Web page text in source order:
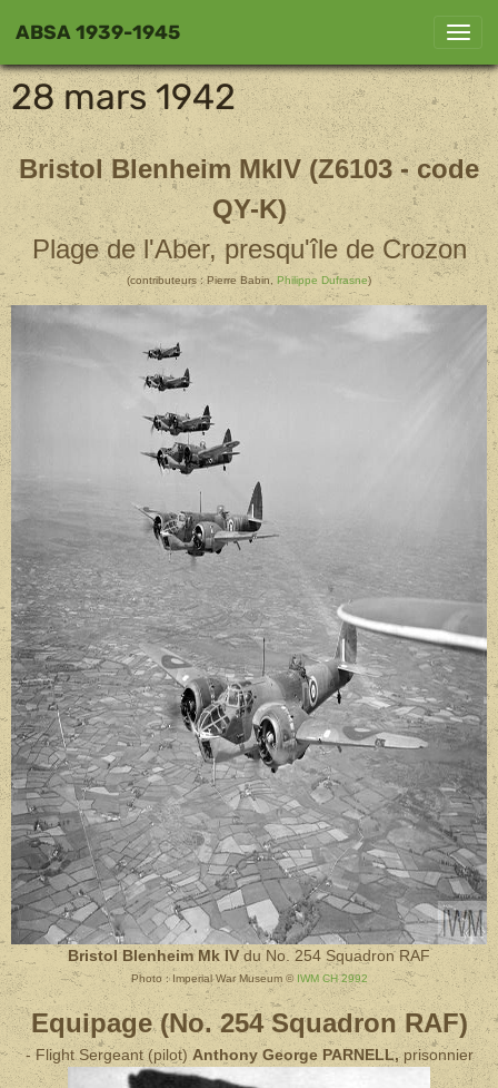
ABSA 1939-1945
28 mars 1942
Bristol Blenheim MkIV (Z6103 - code
QY-K)
Plage de l'Aber, presqu'île de Crozon
(contributeurs : Pierre Babin, Philippe Dufrasne)
Bristol Blenheim Mk IV du No. 254 Squadron RAF
Photo : Imperial War Museum ©IWM CH 2992
Equipage (No. 254 Squadron RAF)
- Flight Sergeant (pilot) Anthony George PARNELL,prisonnier